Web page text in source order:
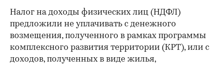
Налог на доходы физических лиц (НДФЛ)
предложили не уплачивать с денежного
возмещения, полученного в рамках программы
комплексного развития территории (КРТ), или с
доходов, полученных в виде жилья,